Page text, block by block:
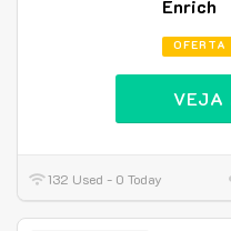
Enrich
OFERTA
VEJA
132 Used - 0 Today